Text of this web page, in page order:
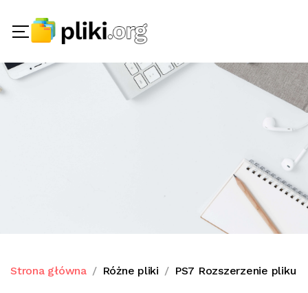
Strona główna Różne pliki PS7 Rozszerzenie pliku